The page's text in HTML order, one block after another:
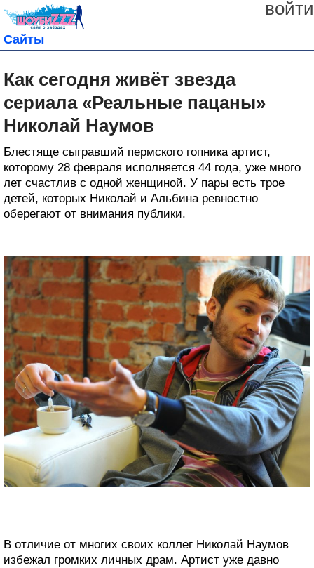
войти
Сайты
Как сегодня живёт звезда
сериала «Реальные пацаны»
Николай Наумов
Блестяще сыгравший пермского гопника артист,
которому 28 февраля исполняется 44 года, уже много
лет счастлив с одной женщиной. У пары есть трое
детей, которых Николай и Альбина ревностно
оберегают от внимания публики.
В отличие от многих своих коллег Николай Наумов
избежал громких личных драм. Артист уже давно